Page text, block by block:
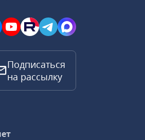
Подписаться
на рассылку